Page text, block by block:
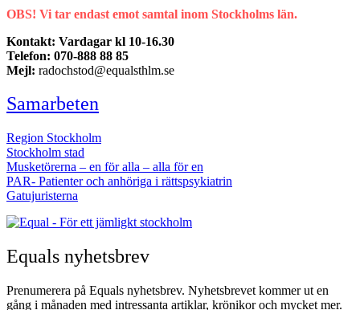
OBS! Vi tar endast emot samtal inom Stockholms län.
Kontakt: Vardagar kl 10-16.30
Telefon: 070-888 88 85
Mejl: radochstod@equalsthlm.se
Samarbeten
Region Stockholm
Stockholm stad
Musketörerna – en för alla – alla för en
PAR- Patienter och anhöriga i rättspsykiatrin
Gatujuristerna
Equals nyhetsbrev
Prenumerera på Equals nyhetsbrev. Nyhetsbrevet kommer ut en
gång i månaden med intressanta artiklar, krönikor och mycket mer.